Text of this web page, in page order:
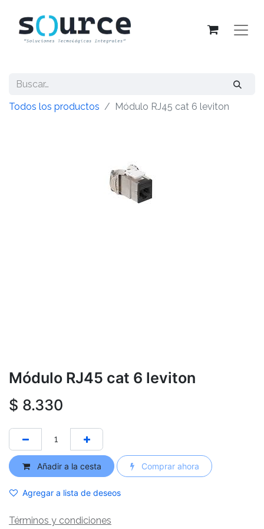
Todos los productos Módulo RJ45 cat 6 leviton
Módulo RJ45 cat 6 leviton
$ 8.330
Añadir a la cesta Comprar ahora
Agregar a lista de deseos
Términos y condiciones